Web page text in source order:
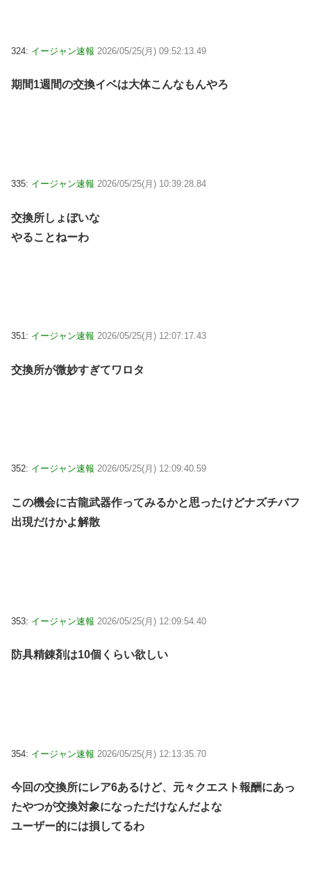
324: イージャン速報 2026/05/25(月) 09:52:13.49
期間1週間の交換イベは大体こんなもんやろ
335: イージャン速報 2026/05/25(月) 10:39:28.84
交換所しょぼいな
やることねーわ
351: イージャン速報 2026/05/25(月) 12:07:17.43
交換所が微妙すぎてワロタ
352: イージャン速報 2026/05/25(月) 12:09:40.59
この機会に古龍武器作ってみるかと思ったけどナズチバフ
出現だけかよ解散
353: イージャン速報 2026/05/25(月) 12:09:54.40
防具精錬剤は10個くらい欲しい
354: イージャン速報 2026/05/25(月) 12:13:35.70
今回の交換所にレア6あるけど、元々クエスト報酬にあっ
たやつが交換対象になっただけなんだよな
ユーザー的には損してるわ